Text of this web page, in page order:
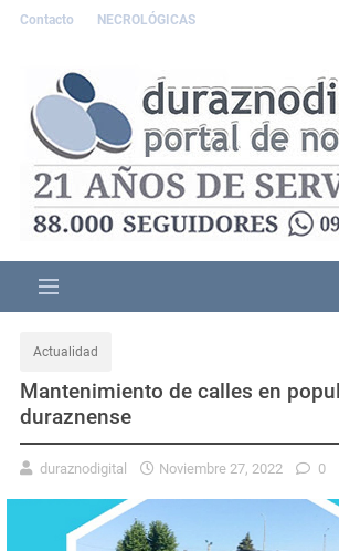
Contacto NECROLÓGICAS
Actualidad
Mantenimiento de calles en
duraznense
duraznodigital Noviembre 27, 2022 0